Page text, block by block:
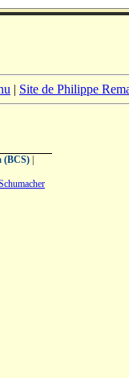
| Site de Philippe
(BCS)